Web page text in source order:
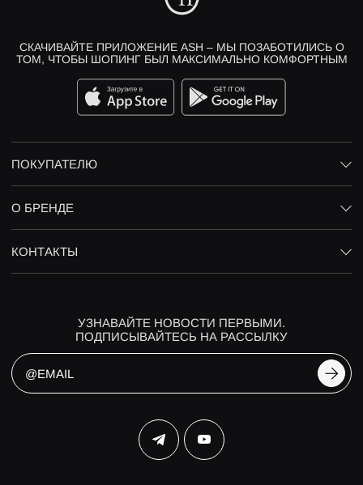
СКАЧИВАЙТЕ ПРИЛОЖЕНИЕ ASH – МЫ ПОЗАБОТИЛИСЬ О
ТОМ, ЧТОБЫ ШОПИНГ БЫЛ МАКСИМАЛЬНО КОМФОРТНЫМ
ПОКУПАТЕЛЮ
О БРЕНДЕ
КОНТАКТЫ
УЗНАВАЙТЕ НОВОСТИ ПЕРВЫМИ.
ПОДПИСЫВАЙТЕСЬ НА РАССЫЛКУ